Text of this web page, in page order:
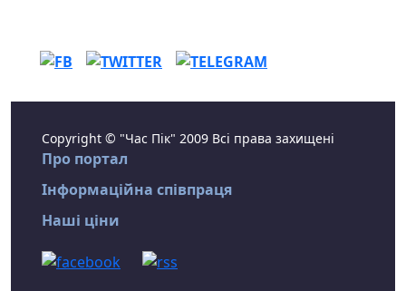
Copyright © "Час Пік" 2009 Всі права захищені
Про портал
Інформаційна співпраця
Наші ціни